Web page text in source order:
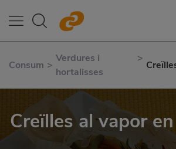
Consum >
Verdures i
hortalisses
>
Creïlles al vapor